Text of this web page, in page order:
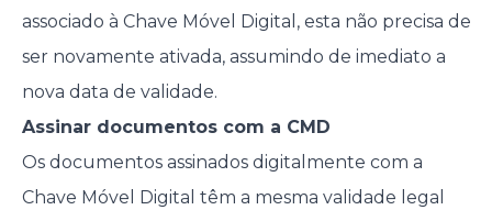
associado à Chave Móvel Digital, esta não precisa de
ser novamente ativada, assumindo de imediato a
nova data de validade.
Assinar documentos com a CMD
Os documentos assinados digitalmente com a
Chave Móvel Digital têm a mesma validade legal